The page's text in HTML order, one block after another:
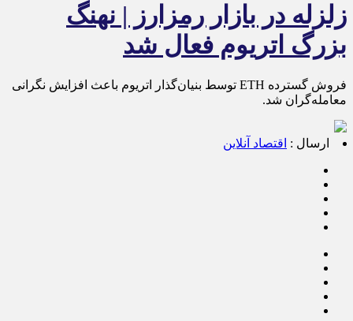
زلزله در بازار رمزارز | نهنگ
بزرگ اتریوم فعال شد
فروش گسترده ETH توسط بنیان‌گذار اتریوم باعث افزایش نگرانی
معامله‌گران شد.
ارسال : اقتصاد آنلاین